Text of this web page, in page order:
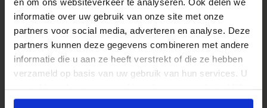
informatie over uw gebruik van onze site met onze
partners voor social media, adverteren en analyse. Deze
partners kunnen deze gegevens combineren met andere
informatie die u aan ze heeft verstrekt of die ze hebben
verzameld op basis van uw gebruik van hun services. U
gebruiken.
targeting recept. Als je een ingrediënt vergeet,
dan is de maaltijd direct veel minder lekker!
Martijn van Vreeden:Hoeveel bezoekers moet
waardevol instrument wordt?